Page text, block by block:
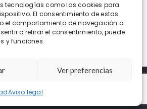
tecnologías como las cookies para
El consentimiento de estas
el comportamiento de navegación o
o retirar el consentimiento, puede
y funciones.
Ver preferencias
Aviso legal